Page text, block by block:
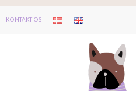
KONTAKT OS